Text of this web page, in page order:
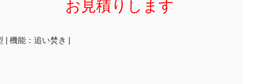
お見積りします
機能：追い焚き |